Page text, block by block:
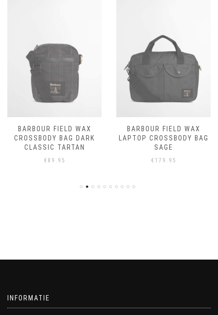
BARBOUR FIELD WAX
CROSSBODY BAG DARK
CLASSIC TARTAN
€ 89.95
BARBOUR FIELD WAX
LAPTOP CROSSBODY BAG
SAGE
€ 179.95
INFORMATIE